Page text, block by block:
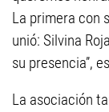
La primera con
unió: Silvina
su presencia”,
La asociación